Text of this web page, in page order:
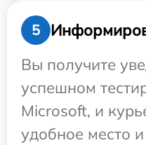
5
Вы получите
успешном
Microsoft, и
удобное место